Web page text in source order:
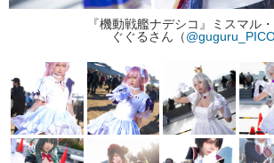
『機動戦艦ナデシコ』ミスマル
ぐぐるさん（